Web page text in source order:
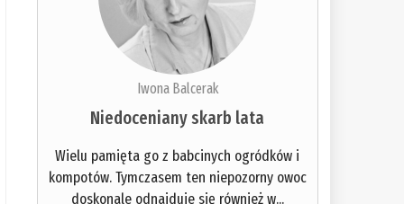
Iwona Balcerak
Niedoceniany skarb lata
Wielu pamięta go z babcinych ogródków i
kompotów. Tymczasem ten niepozorny owoc
doskonale odnajduje się również w...